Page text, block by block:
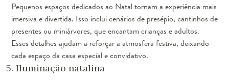
Pequenos espaços dedicados ao Natal tornam a experiência mais
imersiva e divertida. Isso inclui cenários de presépio, cantinhos de
presentes ou miniárvores, que encantam crianças e adultos.
Esses detalhes ajudam a reforçar a atmosfera festiva, deixando
cada espaço da casa especial e convidativo.
5. Iluminação natalina